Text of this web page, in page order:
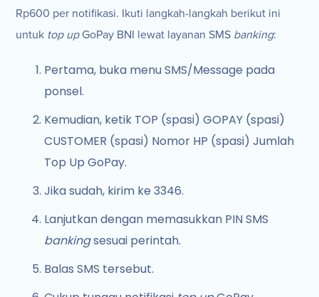
Rp600 per notifikasi. Ikuti langkah-langkah berikut ini
untuk top upGoPay BNI lewat layanan SMS banking:
Pertama, buka menu SMS/Message pada
ponsel.
Kemudian, ketik TOP (spasi) GOPAY (spasi)
CUSTOMER (spasi) Nomor HP (spasi) Jumlah
Top Up GoPay.
Jika sudah, kirim ke 3346.
Lanjutkan dengan memasukkan PIN SMS
bankingsesuai perintah.
Balas SMS tersebut.